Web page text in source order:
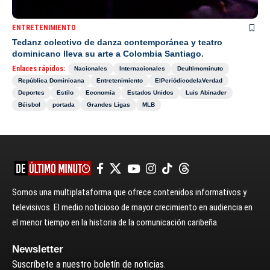
ENTRETENIMIENTO
Tedanz colectivo de danza contemporánea y teatro
dominicano lleva su arte a Colombia Santiago.
Enlaces rápidos: Nacionales Internacionales
Deultimominuto
República Dominicana
Entretenimiento
ElPeriódicodelaVerdad
Deportes
Estilo Economía Estados Unidos
Luis Abinader
Béisbol
portada Grandes Ligas MLB
Somos una multiplataforma que ofrece contenidos informativos y
televisivos. El medio noticioso de mayor crecimiento en audiencia en
el menor tiempo en la historia de la comunicación caribeña.
Newsletter
Suscríbete a nuestro boletín de noticias.